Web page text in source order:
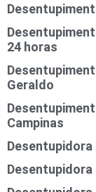
24 horas
Geraldo
Campinas
Desentupidora
Desentupidora